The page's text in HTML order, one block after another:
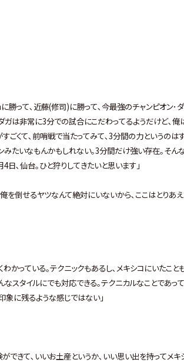
勝って､近藤(修司)に勝って､今最強のチャンピオン･
は非常に3分での試合にこだわってるようだけど､俺
ごくて､前哨戦で当たってみて､3分間の力というのは
みたいなもんかもしれない｡3分間だけ強い存在｡そん
日､仙台｡ひと狩りしてきたいと思います｣
倒せるヤツなんて絶対にいないから､ここはとりあ
かっている｡テクニックもあるし､メキシコにいたこと
スタイルにでも対応できる｡テクニカルなことであっ
象に残るような感じではない｣
きて､いいお土産というか､いい思い出を持ってメキ